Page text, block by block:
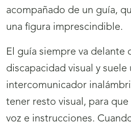
acompañado de un guía,
una figura imprescindible.
El guía siempre va delante
discapacidad visual y suele
intercomunicador
tener resto visual, para
voz e instrucciones.